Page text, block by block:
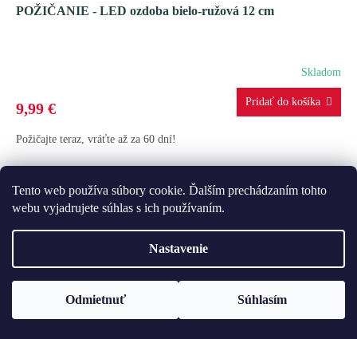
Tento web používa súbory cookie. Ďalším prechádzaním tohto
webu vyjadrujete súhlas s ich používaním.
Nastavenie
Odmietnuť Súhlasím
POŽIČANIE - LED ozdoba bielo-ružová 12 cm
Skladom
9,99 €
Požičajte teraz, vráťte až za 60 dní!